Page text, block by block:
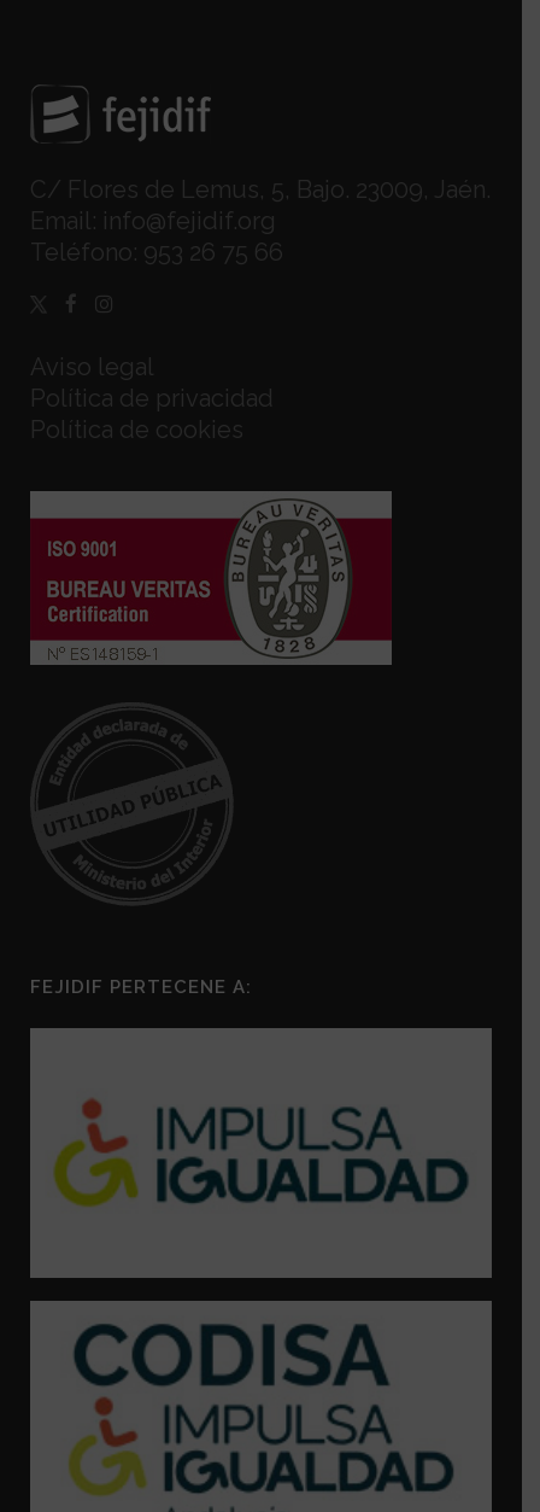
C/ Flores de Lemus, 5, Bajo. 23009, Jaén.
Email: info@fejidif.org
Teléfono: 953 26 75 66
Aviso legal
Política de privacidad
Política de cookies
FEJIDIF PERTECENE A: